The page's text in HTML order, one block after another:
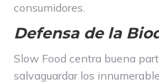
consumidores.
Defensa de la
Slow Food centra buena
salvaguardar los